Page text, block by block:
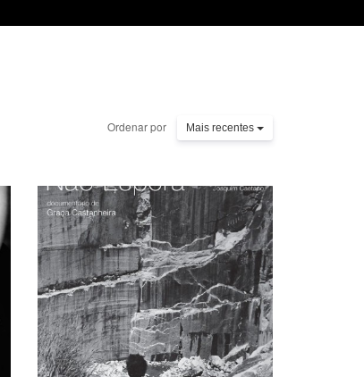
Ordenar por Mais recentes